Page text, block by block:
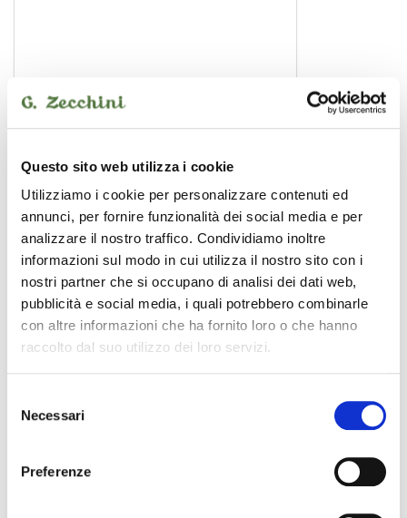
Questo sito web utilizza i cookie
Utilizziamo i cookie per personalizzare contenuti ed
annunci, per fornire funzionalità dei social media e per
analizzare il nostro traffico. Condividiamo inoltre
informazioni sul modo in cui utilizza il nostro sito con i
nostri partner che si occupano di analisi dei dati web,
pubblicità e social media, i quali potrebbero combinarle
con altre informazioni che ha fornito loro o che hanno
raccolto dal suo utilizzo dei loro servizi.
delNecessari
Preferenze
Hickory 7a
bacchette
14,00 €